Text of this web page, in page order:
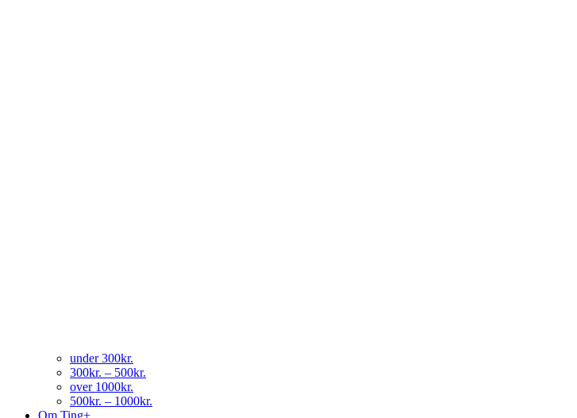
under 300kr.
300kr. – 500kr.
over 1000kr.
500kr. – 1000kr.